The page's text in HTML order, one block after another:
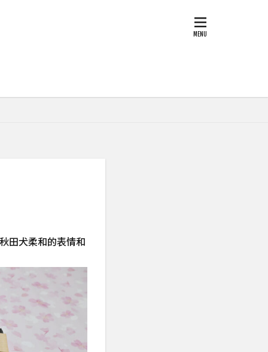
田犬柔和的表情和